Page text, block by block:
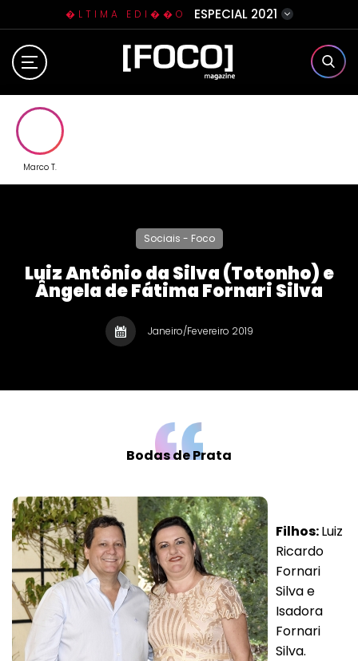
�LTIMA EDI��O ESPECIAL 2021
Home
Contato
Marco T.
Sociais - Foco
Luiz Antônio da Silva (Totonho) e
Ângela de Fátima Fornari Silva
Janeiro/Fevereiro 2019
Bodas de Prata
Filhos:Luiz
Ricardo
Fornari
Silva e
Isadora
Fornari
Silva.